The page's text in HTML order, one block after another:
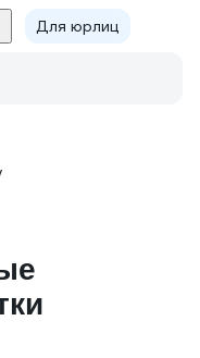
Для юрлиц